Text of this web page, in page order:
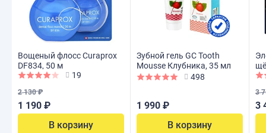
Вощеный флосс Curaprox
DF834, 50 м
19
2 130 ₽
1 190 ₽
В корзину
Зубной гель GC Tooth
Mousse Клубника, 35 мл
498
1 990 ₽
В корзину
3
3